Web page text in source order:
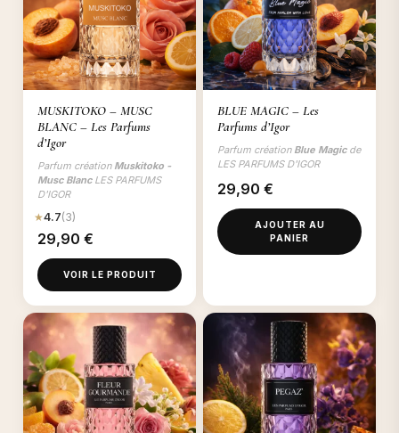
MUSKITOKO – MUSC
BLANC – Les Parfums
d’Igor
Parfum création Muskitoko -
Musc BlancLES PARFUMS
D'IGOR
★4.7(3)
29,90 €
VOIR LE PRODUIT
BLUE MAGIC – Les
Parfums d’Igor
Parfum création Blue Magicde
LES PARFUMS D'IGOR
29,90 €
AJOUTER AU
PANIER